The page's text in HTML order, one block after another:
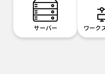
サーバー ワーク